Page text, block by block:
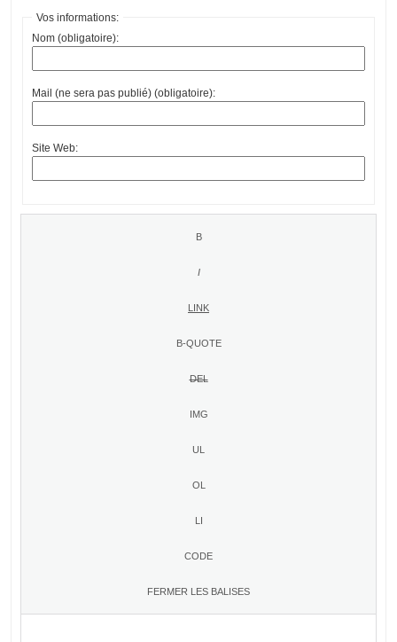
Vos informations:
Nom (obligatoire):
Mail (ne sera pas publié) (obligatoire):
Site Web: